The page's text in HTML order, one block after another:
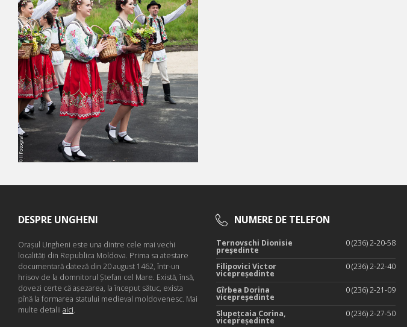
DESPRE UNGHENI
Oraşul Ungheni este una dintre cele mai vechi
localităţi din Republica Moldova. Prima sa atestare
documentară dateză din 20 august 1462, într-un
hrisov de la domnitorul Ştefan cel Mare. Există, însă,
dovezi certe că aşezarea, la început sătuc, exista
pînă la formarea statului medieval moldovenesc. Mai
multe detalii aici.
NUMERE DE TELEFON
Ternovschi Dionisie
președinte
0 (236) 2-20-58
Filipovici Victor
vicepreședinte
0 (236) 2-22-40
Gîrbea Dorina
vicepreședinte
0 (236) 2-21-09
Slupețcaia Corina,
vicepreședinte
0 (236) 2-27-50